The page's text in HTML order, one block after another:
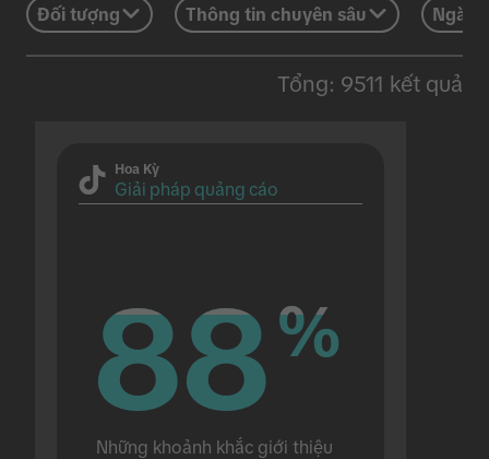
Đối tượng Thông tin chuyên sâu Ngành
Tổng: 9511 kết quả
Hoa Kỳ
Giải pháp quảng cáo
88%
88%
Những khoảnh khắc giới thiệu